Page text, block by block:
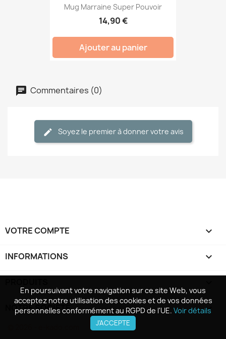
En poursuivant votre navigation sur ce site Web, vous
acceptez notre utilisation des cookies et de vos données
personnelles conformément au RGPD de l'UE. Voir détails
J'ACCEPTE
Mug Marraine Super Pouvoir
14,90 €
Ajouter au panier
Commentaires (0)
Soyez le premier à donner votre avis
VOTRE COMPTE 
INFORMATIONS keyboard_arrow_down
NOTRE SOCIÉTÉ 
En poursuivant votre navigation sur ce site Web, vous
acceptez notre utilisation des cookies et de vos données
personnelles conformément au RGPD de l'UE. Voir détails
J'ACCEPTE